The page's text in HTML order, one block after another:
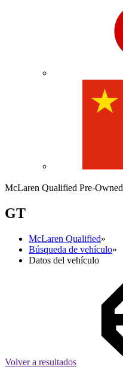
McLaren Qualified Pre-Owned
GT
McLaren Qualified»
Búsqueda de vehículo»
Datos del vehículo
Volver a resultados